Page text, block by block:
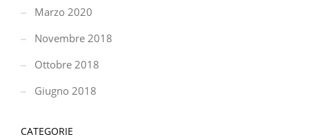
Marzo 2020
Novembre 2018
Ottobre 2018
Giugno 2018
CATEGORIE